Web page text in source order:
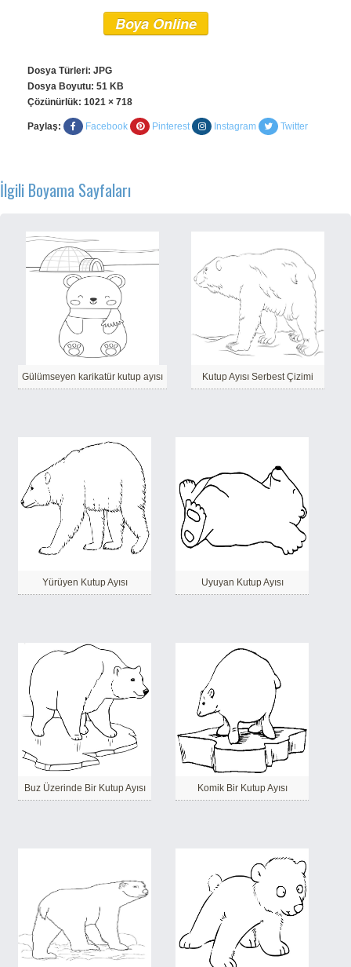
Boya Online
Dosya Türleri: JPG
Dosya Boyutu: 51 KB
Çözünürlük: 1021 × 718
Paylaş: Facebook Pinterest Instagram Twitter
İlgili Boyama Sayfaları
Gülümseyen karikatür kutup ayısı Kutup Ayısı Serbest Çizimi
Yürüyen Kutup Ayısı Uyuyan Kutup Ayısı
Buz Üzerinde Bir Kutup Ayısı Komik Bir Kutup Ayısı